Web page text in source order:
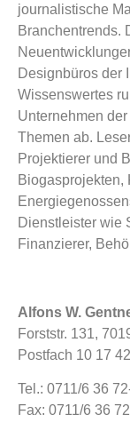
journalistische
Branchentrends.
Designbüros der
Wissenswertes
Unternehmen
Themen ab.
Projektierer und
Biogasprojekten,
Dienstleister wie
Finanzierer,
Alfons W.
Forststr. 131,
Postfach 10 17
Tel.: 0711/6 36
Fax: 0711/6 36